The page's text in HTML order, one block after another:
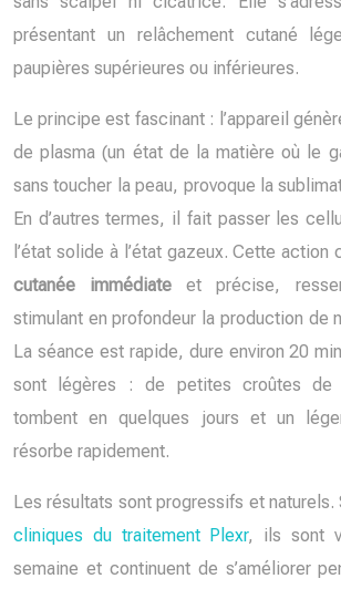
présentant un relâchement cutané
paupières supérieures ou inférieures.
Le principe est fascinant : l’appareil
de plasma (un état de la matière où le
sans toucher la peau, provoque la
En d’autres termes, il fait passer les
l’état solide à l’état gazeux. Cette action
cutanée immédiate et précise,
stimulant en profondeur la production de
La séance est rapide, dure environ 20
sont légères : de petites croûtes de
tombent en quelques jours et un
résorbe rapidement.
Les résultats sont progressifs et naturels.
cliniques du traitement Plexr, ils sont
semaine et continuent de s’améliorer